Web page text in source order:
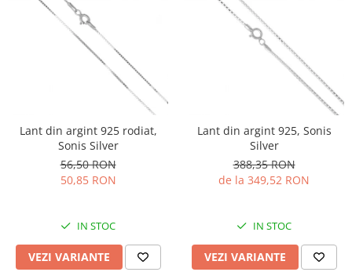
Lant din argint 925 rodiat,
Sonis Silver
56,50 RON
50,85 RON
IN STOC
VEZI VARIANTE
Lant din argint 925, Sonis
Silver
388,35 RON
de la 349,52 RON
IN STOC
VEZI VARIANTE